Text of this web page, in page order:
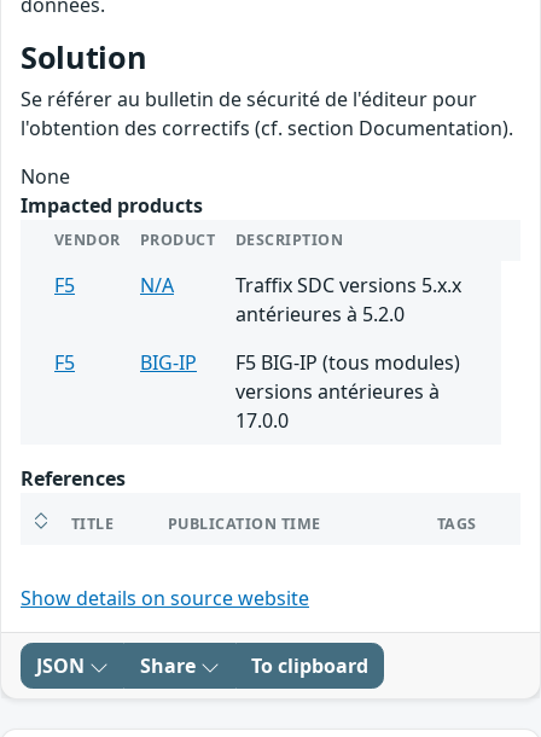
Solution
Se référer au bulletin de sécurité de l'éditeur pour
l'obtention des correctifs (cf. section Documentation).
None
Impacted products
VENDOR PRODUCT DESCRIPTION
F5 N/A
Traffix SDC versions 5.x.x
antérieures à 5.2.0
F5
BIG-IP
F5 BIG-IP (tous modules)
versions antérieures à
17.0.0
References
TITLE PUBLICATION TIME TAGS
Show details on source website
JSON Share To clipboard